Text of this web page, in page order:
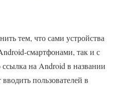
тем, что сами устройства
смартфонами, так и с
на Android в названии
пользователей в